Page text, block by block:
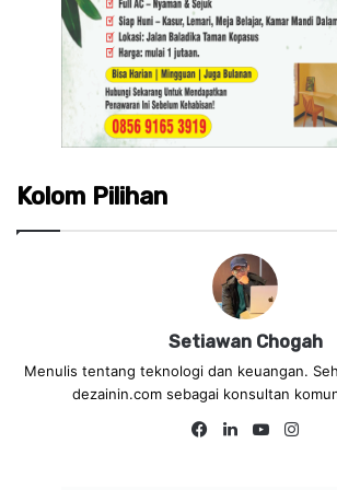
Kolom Pilihan
Setiawan Chogah
Menulis tentang teknologi dan keuangan.
dezainin.com sebagai konsultan
Fa
Lin
Yo